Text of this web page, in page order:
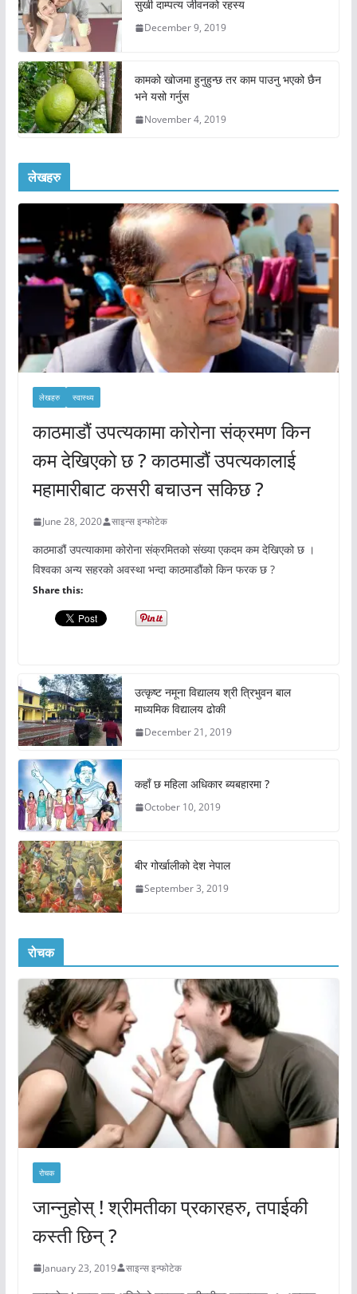
सुखी दाम्पत्य जीवनको रहस्य
December 9, 2019
कामको खोजमा हुनुहुन्छ तर काम पाउनु भएको छैन
भने यसो गर्नुस
November 4, 2019
लेखहरु
लेखहरु स्वास्थ्य
काठमाडौं उपत्यकामा कोरोना संक्रमण किन
कम देखिएको छ ? काठमाडौं उपत्यकालाई
महामारीबाट कसरी बचाउन सकिछ ?
June 28, 2020 साइन्स इन्फोटेक
काठमाडौं उपत्याकामा कोरोना संक्रमितको संख्या एकदम कम देखिएको छ ।
विश्वका अन्य सहरको अवस्था भन्दा काठमाडौंको किन फरक छ ?
Share this:
उत्कृष्ट नमूना विद्यालय श्री त्रिभुवन बाल
माध्यमिक विद्यालय ढोकी
December 21, 2019
कहाँ छ महिला अधिकार ब्यबहारमा ?
October 10, 2019
बीर गोर्खालीको देश नेपाल
September 3, 2019
रोचक
रोचक
जान्नुहोस् ! श्रीमतीका प्रकारहरु, तपाईकी
कस्ती छिन् ?
January 23, 2019 साइन्स इन्फोटेक